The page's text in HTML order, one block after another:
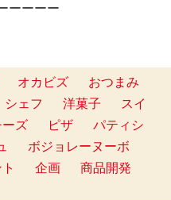
ーーーー
オカビズ
おつまみ
シェフ 洋菓子
スイ
ーズ ピザ
パティシ
ボジョレーヌーボ
企画
商品開発